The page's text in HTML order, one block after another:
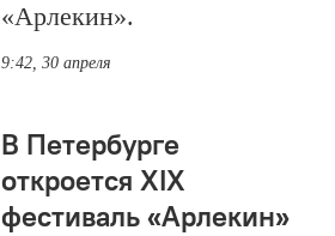
«Арлекин».
9:42, 30 апреля
В Петербурге
откроется XIX
фестиваль «Арлекин»